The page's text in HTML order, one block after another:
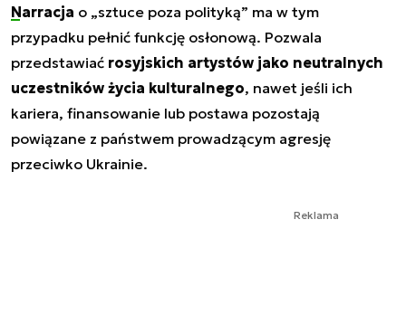
Narracja o „sztuce poza polityką” ma w tym
przypadku pełnić funkcję osłonową. Pozwala
przedstawiać rosyjskich artystów jako neutralnych
uczestników życia kulturalnego, nawet jeśli ich
kariera, finansowanie lub postawa pozostają
powiązane z państwem prowadzącym agresję
przeciwko Ukrainie.
Reklama